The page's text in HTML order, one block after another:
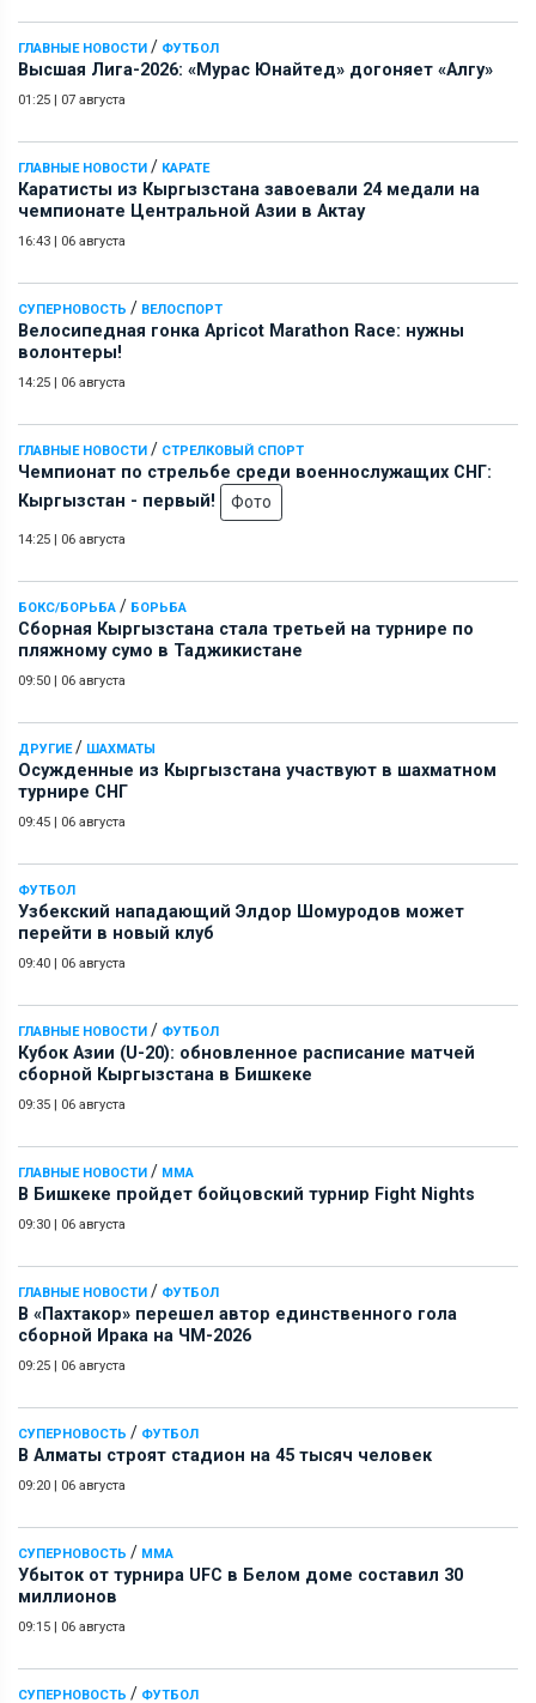
ГЛАВНЫЕ НОВОСТИ / ФУТБОЛ
Высшая Лига-2026: «Мурас Юнайтед» догоняет «Алгу»
01:25 07 августа
ГЛАВНЫЕ НОВОСТИ / КАРАТЕ
Каратисты из Кыргызстана завоевали 24 медали на
чемпионате Центральной Азии в Актау
16:43 06 августа
СУПЕРНОВОСТЬ / ВЕЛОСПОРТ
Велосипедная гонка Apricot Marathon Race: нужны
волонтеры!
14:25 06 августа
ГЛАВНЫЕ НОВОСТИ / СТРЕЛКОВЫЙ СПОРТ
Чемпионат по стрельбе среди военнослужащих СНГ:
Кыргызстан - первый!
Фото
14:25 06 августа
БОКС/БОРЬБА / БОРЬБА
Сборная Кыргызстана стала третьей на турнире по
пляжному сумо в Таджикистане
09:50 06 августа
ДРУГИЕ/ ШАХМАТЫ
Осужденные из Кыргызстана участвуют в шахматном
турнире СНГ
09:45 06 августа
ФУТБОЛ
Узбекский нападающий Элдор Шомуродов может
перейти в новый клуб
09:40 06 августа
ГЛАВНЫЕ НОВОСТИ / ФУТБОЛ
Кубок Азии (U-20): обновленное расписание матчей
сборной Кыргызстана в Бишкеке
09:35 06 августа
ГЛАВНЫЕ НОВОСТИ / ММА
В Бишкеке пройдет бойцовский турнир Fight Nights
09:30 06 августа
ГЛАВНЫЕ НОВОСТИ / ФУТБОЛ
В «Пахтакор» перешел автор единственного гола
сборной Ирака на ЧМ-2026
09:25 06 августа
СУПЕРНОВОСТЬ / ФУТБОЛ
В Алматы строят стадион на 45 тысяч человек
09:20 06 августа
СУПЕРНОВОСТЬ / ММА
Убыток от турнира UFC в Белом доме составил 30
миллионов
09:15 06 августа
СУПЕРНОВОСТЬ / ФУТБОЛ